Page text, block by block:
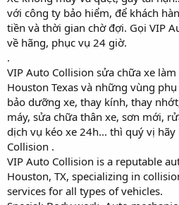
với công ty bảo hiểm, để khách
tiền và thời gian chờ đợi. Gọi VIP
về hãng, phục vụ 24 giờ.
.
VIP Auto Collision sửa chữa xe làm
Houston Texas và những vùng
bảo dưỡng xe, thay kính, thay
máy, sửa chữa thân xe, sơn mới,
dịch vụ kéo xe 24h... thì quý vị
Collision .
VIP Auto Collision is a reputable
Houston, TX, specializing in
services for all types of vehicles.